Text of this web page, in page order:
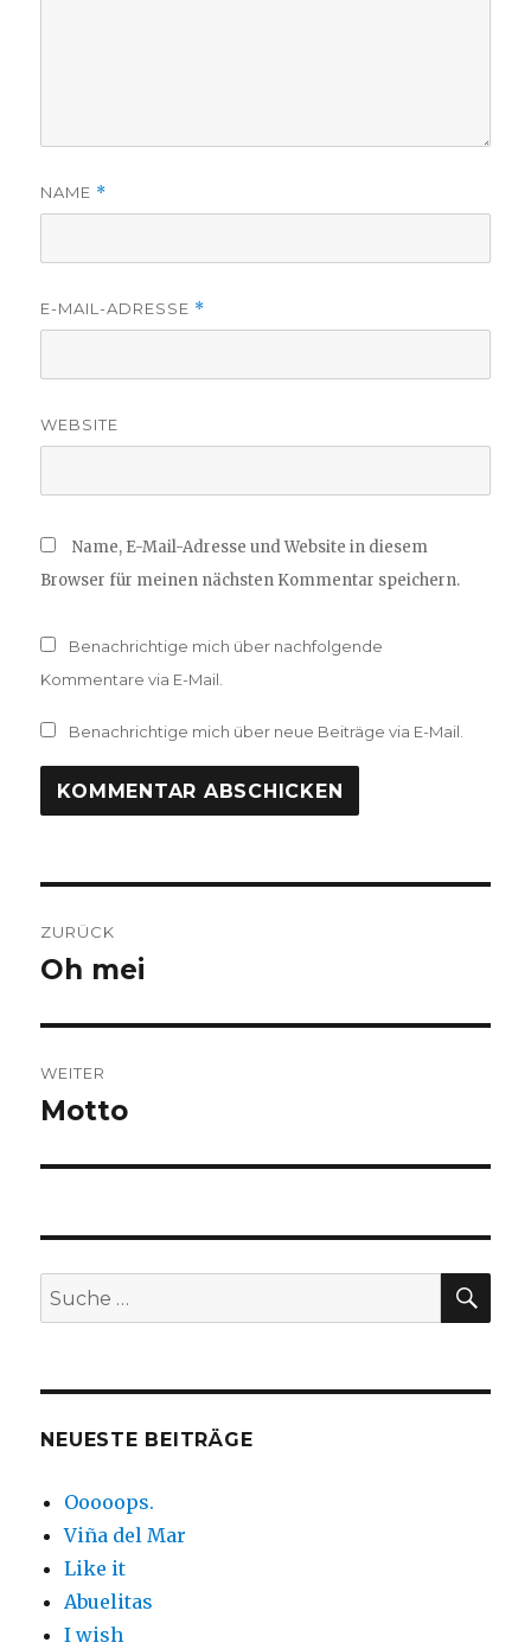
NAME *
E-MAIL-ADRESSE *
WEBSITE
Name, E-Mail-Adresse und Website in diesem
Browser für meinen nächsten Kommentar speichern.
Benachrichtige mich über nachfolgende
Kommentare via E-Mail.
Benachrichtige mich über neue Beiträge via E-Mail.
ZURÜCK
Vorheriger
Oh mei
WEITER
Nächster
Motto
Suche
nach:
NEUESTE BEITRÄGE
Ooooops.
Viña del Mar
Like it
Abuelitas
I wish